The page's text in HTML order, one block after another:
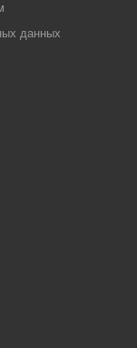
данных